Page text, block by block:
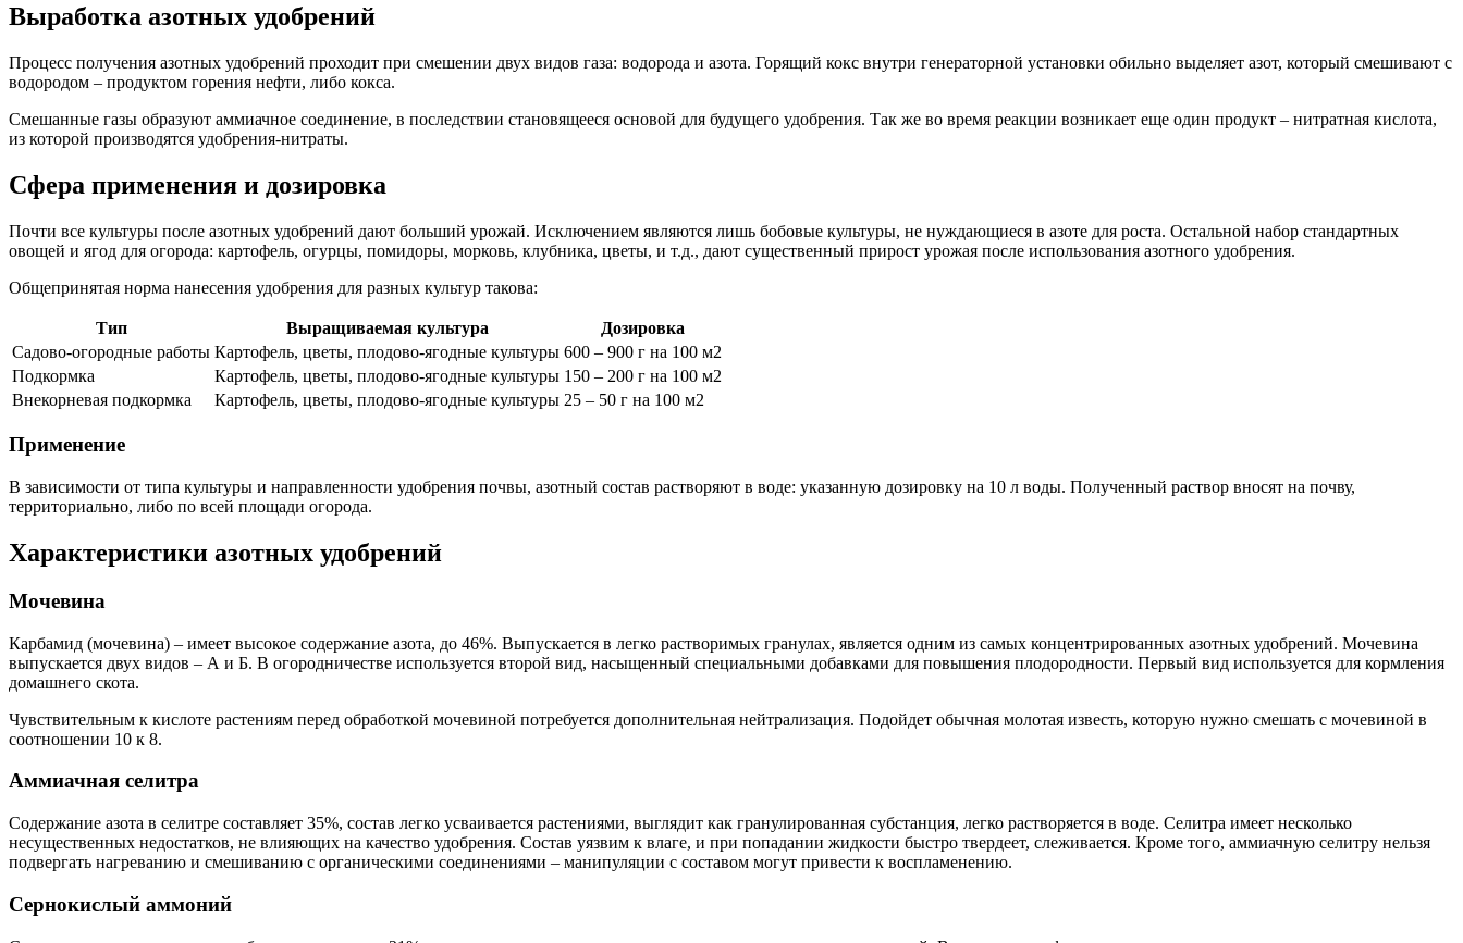
Выработка азотных удобрений
Процесс получения азотных удобрений проходит при смешении двух видов газа: водорода и азота. Горящий кокс внутри генераторной установки обильно выделяет азот, который смешивают с
водородом – продуктом горения нефти, либо кокса.
Смешанные газы образуют аммиачное соединение, в последствии становящееся основой для будущего удобрения. Так же во время реакции возникает еще один продукт – нитратная кислота,
из которой производятся удобрения-нитраты.
Сфера применения и дозировка
Почти все культуры после азотных удобрений дают больший урожай. Исключением являются лишь бобовые культуры, не нуждающиеся в азоте для роста. Остальной набор стандартных
овощей и ягод для огорода: картофель, огурцы, помидоры, морковь, клубника, цветы, и т.д., дают существенный прирост урожая после использования азотного удобрения.
Общепринятая норма нанесения удобрения для разных культур такова:
Тип Выращиваемая культура
Дозировка
Садово-огородные работы Картофель, цветы, плодово-ягодные культуры 600 – 900 г на 100 м2
Подкормка
Картофель, цветы, плодово-ягодные культуры 150 – 200 г на 100 м2
Внекорневая подкормка
Картофель, цветы, плодово-ягодные культуры 25 – 50 г на 100 м2
Применение
В зависимости от типа культуры и направленности удобрения почвы, азотный состав растворяют в воде: указанную дозировку на 10 л воды. Полученный раствор вносят на почву,
территориально, либо по всей площади огорода.
Характеристики азотных удобрений
Мочевина
Карбамид (мочевина) – имеет высокое содержание азота, до 46%. Выпускается в легко растворимых гранулах, является одним из самых концентрированных азотных удобрений. Мочевина
выпускается двух видов – А и Б. В огородничестве используется второй вид, насыщенный специальными добавками для повышения плодородности. Первый вид используется для кормления
домашнего скота.
Чувствительным к кислоте растениям перед обработкой мочевиной потребуется дополнительная нейтрализация. Подойдет обычная молотая известь, которую нужно смешать с мочевиной в
соотношении 10 к 8.
Аммиачная селитра
Содержание азота в селитре составляет 35%, состав легко усваивается растениями, выглядит как гранулированная субстанция, легко растворяется в воде. Селитра имеет несколько
несущественных недостатков, не влияющих на качество удобрения. Состав уязвим к влаге, и при попадании жидкости быстро твердеет, слеживается. Кроме того, аммиачную селитру нельзя
подвергать нагреванию и смешиванию с органическими соединениями – манипуляции с составом могут привести к воспламенению.
Сернокислый аммоний